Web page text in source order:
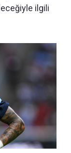
ilgili